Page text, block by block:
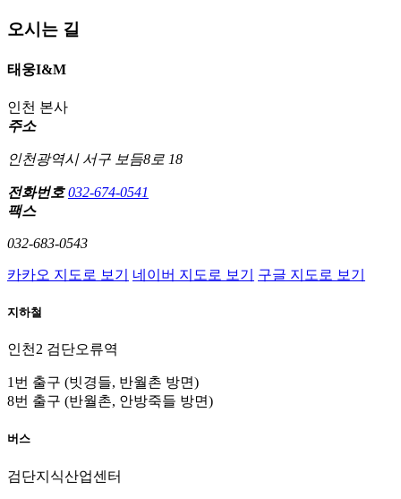
오시는 길
태웅I&M
인천 본사
주소
인천광역시 서구 보듬8로 18
전화번호 032-674-0541
팩스
032-683-0543
카카오 지도로 보기 네이버 지도로 보기 구글 지도로 보기
지하철
인천2 검단오류역
1번 출구 (빗경들, 반월촌 방면)
8번 출구 (반월촌, 안방죽들 방면)
버스
검단지식산업센터